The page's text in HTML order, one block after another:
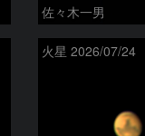
佐々木一男
火星 2026/07/24